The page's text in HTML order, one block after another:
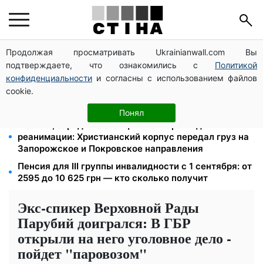
Продолжая просматривать Ukrainianwall.com Вы
подтверждаете, что ознакомились с Политикой
конфиденциальности и согласны с использованием файлов
cookie.
Понял
172 940 грн защитят жилье от ареста за
коммуналку: с октября порог — 432 тысячи
Новый знак на центральной улице: водителям
грузовиков запретили остановку — штраф до 680
Мавики, зарядные станции и аппараты для
реанимации: Христианский корпус передал груз на
Запорожское и Покровское направления
Пенсия для III группы инвалидности с 1 сентября: от
2595 до 10 625 грн — кто сколько получит
Экс-спикер Верховной Рады
Парубий доигрался: В ГБР
открыли на него уголовное дело -
пойдет "паровозом"